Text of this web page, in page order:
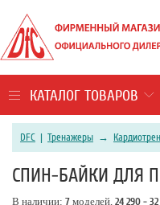
КАТАЛОГ ТОВАРОВ
DFC | Тренажеры →
СПИН-БАЙКИ ДЛЯ
В наличии: 7 моделей, 24 290 -